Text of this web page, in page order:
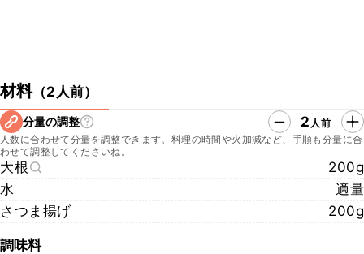
材料（2人前）
分量の調整 2 人前
人数に合わせて分量を調整できます。料理の時間や火加減など、手順も分量に合
わせて調整してくださいね。
大根
200g
水
適量
さつま揚げ
200g
調味料